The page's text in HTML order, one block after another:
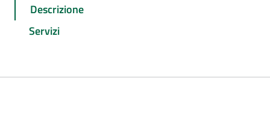
Descrizione
Servizi